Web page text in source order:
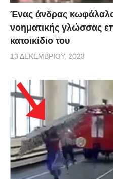
Ένας άνδρας
νοηματικής γλώσσας
κατοικίδιο του
13 ΔΕΚΕΜΒΡΊΟΥ, 2023